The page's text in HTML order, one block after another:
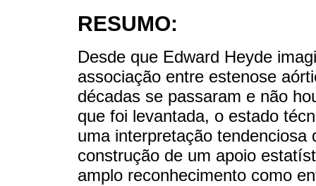
RESUMO:
Desde que Edward Heyde
associação entre estenose
décadas se passaram e não
que foi levantada, o estado
uma interpretação tendenciosa
construção de um apoio
amplo reconhecimento como